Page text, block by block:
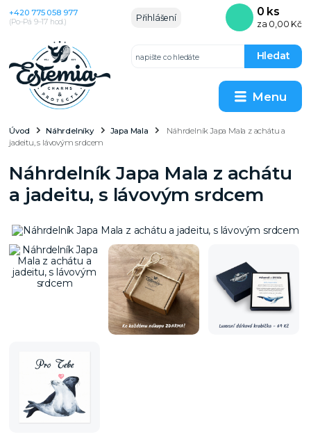
Menu
Přihlášení
Hledat
+420 775 058 977
(Po–Pá 9–17 hod.)
0 ks
za 0,00 Kč
Úvod Náhrdelníky Japa Mala
Náhrdelník Japa Mala z achátu a
jadeitu, s lávovým srdcem
Náhrdelník Japa Mala z achátu
a jadeitu, s lávovým srdcem